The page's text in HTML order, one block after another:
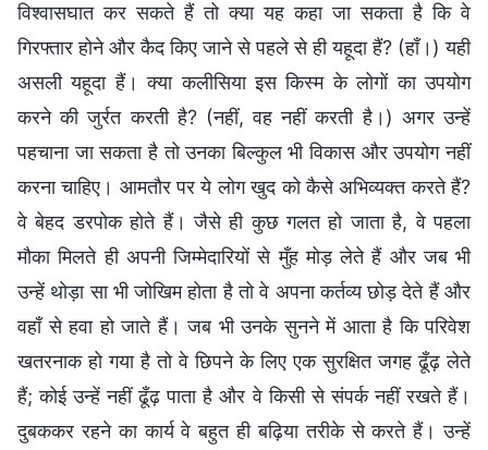
विश्वासघात कर सकते हैं तो क्या यह कहा जा सकता है कि वे
गिरफ्तार होने और कैद किए जाने से पहले से ही यहूदा हैं? (हाँ।) यही
असली यहूदा हैं। क्या कलीसिया इस किस्म के लोगों का उपयोग
करने की जुर्रत करती है? (नहीं, वह नहीं करती है।) अगर उन्हें
पहचाना जा सकता है तो उनका बिल्कुल भी विकास और उपयोग नहीं
करना चाहिए। आमतौर पर ये लोग खुद को कैसे अभिव्यक्त करते हैं?
वे बेहद डरपोक होते हैं। जैसे ही कुछ गलत हो जाता है, वे पहला
मौका मिलते ही अपनी जिम्मेदारियों से मुँह मोड़ लेते हैं और जब भी
उन्हें थोड़ा सा भी जोखिम होता है तो वे अपना कर्तव्य छोड़ देते हैं और
वहाँ से हवा हो जाते हैं। जब भी उनके सुनने में आता है कि परिवेश
खतरनाक हो गया है तो वे छिपने के लिए एक सुरक्षित जगह ढूँढ़ लेते
हैं; कोई उन्हें नहीं ढूँढ़ पाता है और वे किसी से संपर्क नहीं रखते हैं।
दुबककर रहने का कार्य वे बहुत ही बढ़िया तरीके से करते हैं। उन्हें